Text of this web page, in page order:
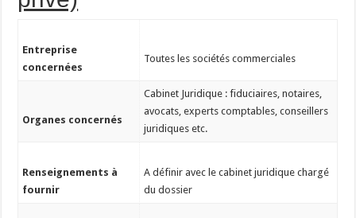
Entreprise
concernées
Toutes les sociétés commerciales
Organes concernés
Cabinet Juridique : fiduciaires, notaires,
avocats, experts comptables, conseillers
juridiques etc.
Renseignements à
fournir
A définir avec le cabinet juridique chargé
du dossier